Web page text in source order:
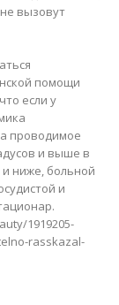
вызовут
помощи
если у
проводимое
и выше в
и ниже, больной
и
1919205-
rasskazal-